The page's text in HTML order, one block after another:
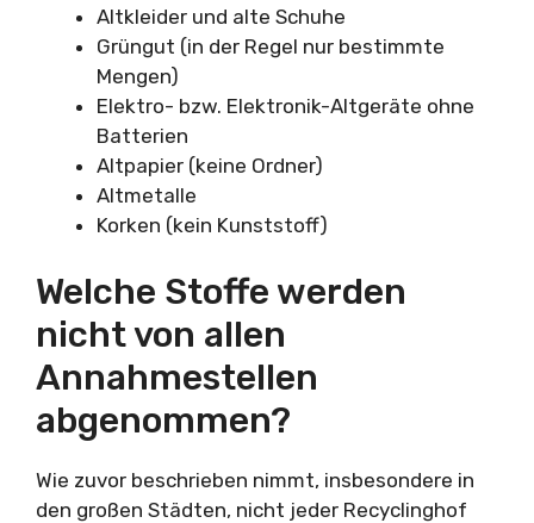
Altkleider und alte Schuhe
Grüngut (in der Regel nur bestimmte
Mengen)
Elektro- bzw. Elektronik-Altgeräte ohne
Batterien
Altpapier (keine Ordner)
Altmetalle
Korken (kein Kunststoff)
Welche Stoffe werden
nicht von allen
Annahmestellen
abgenommen?
Wie zuvor beschrieben nimmt, insbesondere in
den großen Städten, nicht jeder Recyclinghof